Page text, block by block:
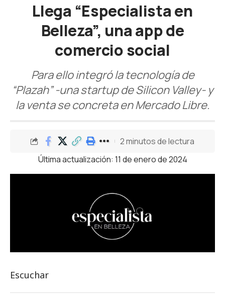
Llega “Especialista en
Belleza”, una app de
comercio social
Para ello integró la tecnología de
“Plazah” -una startup de Silicon Valley- y
la venta se concreta en Mercado Libre.
Última actualización: 11 de enero de 2024
2 minutos de lectura
Escuchar